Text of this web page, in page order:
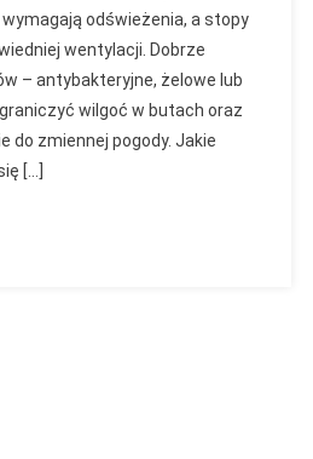
odświeżenia, a stopy
wentylacji. Dobrze
– antybakteryjne, żelowe lub
wilgoć w butach oraz
do zmiennej pogody. Jakie
[…]